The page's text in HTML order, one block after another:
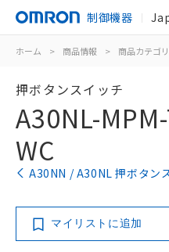
制御機器
ホーム > 商品情報 > 商品カテゴリ
押ボタンスイッチ
A30NL-
WC
A30NN / A30NL 押ボタン
マイリストに追加